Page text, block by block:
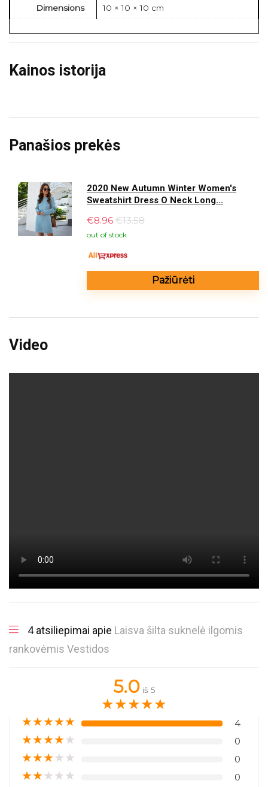
Dimensions 10 × 10 × 10 cm
Kainos istorija
Panašios prekės
2020 New Autumn Winter Women's
Sweatshirt Dress O Neck Long...
€8.96 €13.58
out of stock
Pažiūrėti
Video
4 atsiliepimai apie Laisva šilta suknelė ilgomis
rankovėmis Vestidos
5.0 iš 5
★★★★★
★★★★★ 4
★★★★★ 0
★★★★★ 0
★★★★★ 0